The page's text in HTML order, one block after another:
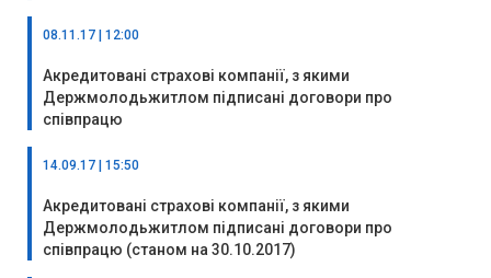
08.11.17 | 12:00
Акредитовані страхові компанії, з якими
Держмолодьжитлом підписані договори про
співпрацю
14.09.17 | 15:50
Акредитовані страхові компанії, з якими
Держмолодьжитлом підписані договори про
співпрацю (станом на 30.10.2017)